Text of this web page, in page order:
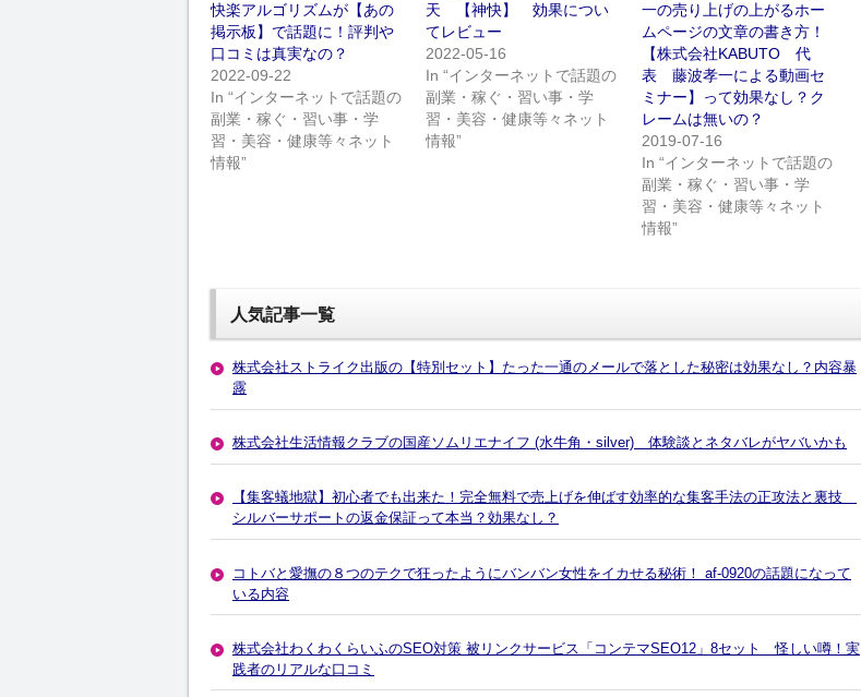
快楽アルゴリズムが【あの
掲示板】で話題に！評判や
口コミは真実なの？
2022-09-22
In “インターネットで話題の
副業・稼ぐ・習い事・学
習・美容・健康等々ネット
情報”
天 【神快】 効果につい
てレビュー
2022-05-16
In “インターネットで話題の
副業・稼ぐ・習い事・学
習・美容・健康等々ネット
情報”
一の売り上げの上がるホー
ムページの文章の書き方！
【株式会社KABUTO 代
表 藤波孝一による動画セ
ミナー】って効果なし？ク
レームは無いの？
2019-07-16
In “インターネットで話題の
副業・稼ぐ・習い事・学
習・美容・健康等々ネット
情報”
人気記事一覧
株式会社ストライク出版の【特別セット】たった一通のメールで落とした秘密は効果なし？内容暴
露
株式会社生活情報クラブの国産ソムリエナイフ (水牛角・silver) 体験談とネタバレがヤバいかも
【集客蟻地獄】初心者でも出来た！完全無料で売上げを伸ばす効率的な集客手法の正攻法と裏技
シルバーサポートの返金保証って本当？効果なし？
コトバと愛撫の８つのテクで狂ったようにバンバン女性をイカせる秘術！ af-0920の話題になって
いる内容
株式会社わくわくらいふのSEO対策 被リンクサービス「コンテマSEO12」8セット 怪しい噂！実
践者のリアルな口コミ